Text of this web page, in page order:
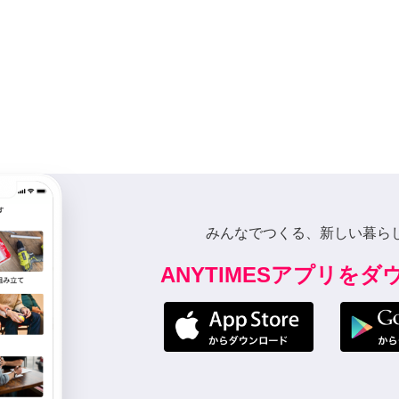
みんなでつくる、新しい暮ら
ANYTIMESアプリをダ